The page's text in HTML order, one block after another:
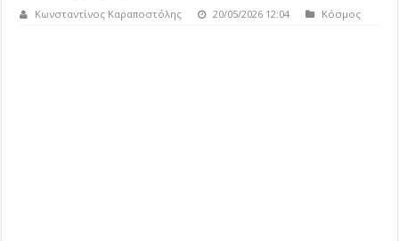
Κωνσταντίνος Καραποστόλης 20/05/2026 12:04 Κόσμος